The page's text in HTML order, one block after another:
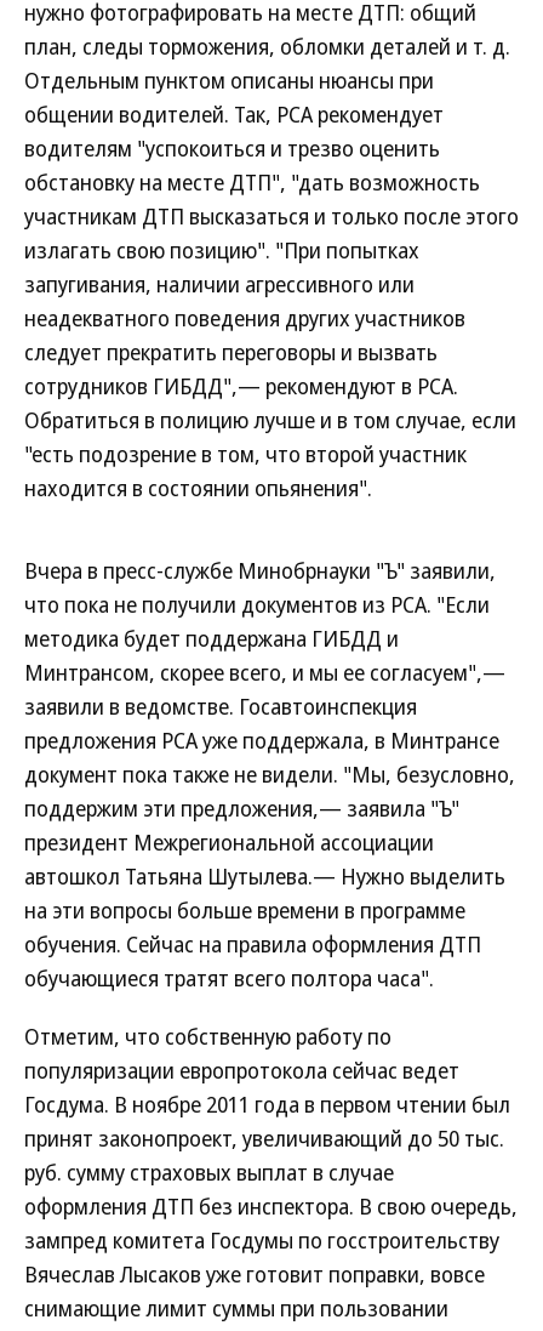
нужно фотографировать на месте ДТП: общий
план, следы торможения, обломки деталей и т. д.
Отдельным пунктом описаны нюансы при
общении водителей. Так, РСА рекомендует
водителям "успокоиться и трезво оценить
обстановку на месте ДТП", "дать возможность
участникам ДТП высказаться и только после этого
излагать свою позицию". "При попытках
запугивания, наличии агрессивного или
неадекватного поведения других участников
следует прекратить переговоры и вызвать
сотрудников ГИБДД",— рекомендуют в РСА.
Обратиться в полицию лучше и в том случае, если
"есть подозрение в том, что второй участник
находится в состоянии опьянения".
Вчера в пресс-службе Минобрнауки "Ъ" заявили,
что пока не получили документов из РСА. "Если
методика будет поддержана ГИБДД и
Минтрансом, скорее всего, и мы ее согласуем",—
заявили в ведомстве. Госавтоинспекция
предложения РСА уже поддержала, в Минтрансе
документ пока также не видели. "Мы, безусловно,
поддержим эти предложения,— заявила "Ъ"
президент Межрегиональной ассоциации
автошкол Татьяна Шутылева.— Нужно выделить
на эти вопросы больше времени в программе
обучения. Сейчас на правила оформления ДТП
обучающиеся тратят всего полтора часа".
Отметим, что собственную работу по
популяризации европротокола сейчас ведет
Госдума. В ноябре 2011 года в первом чтении был
принят законопроект, увеличивающий до 50 тыс.
руб. сумму страховых выплат в случае
оформления ДТП без инспектора. В свою очередь,
зампред комитета Госдумы по госстроительству
Вячеслав Лысаков уже готовит поправки, вовсе
снимающие лимит суммы при пользовании